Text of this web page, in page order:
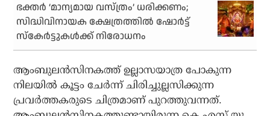
ഭക്തർ ‘മാന്യമായ വസ്ത്രം’ ധരിക്കണം;
സിദ്ധിവിനായക ക്ഷേത്രത്തിൽ ഷോർട്ട്
സ്കേർട്ടുകൾക്ക് നിരോധനം
ആംബുലന്‍സിനകത്ത് ഉല്ലാസയാത്ര പോകുന്ന
നിലയില്‍ കൂട്ടം ചേര്‍ന്ന് ചിരിച്ചുല്ലസിക്കുന്ന
പ്രവര്‍ത്തകരുടെ ചിത്രമാണ് പുറത്തുവന്നത്.